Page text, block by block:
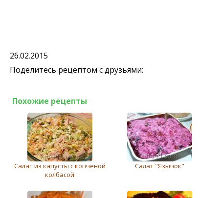
26.02.2015
Поделитесь рецептом с друзьями:
Похожие рецепты
Салат из капусты с копченой
колбасой
Салат "Язычок"